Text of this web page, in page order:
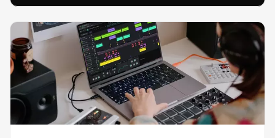
Ein kompletter Leitfaden für Produzenten auf
jedem Niveau.